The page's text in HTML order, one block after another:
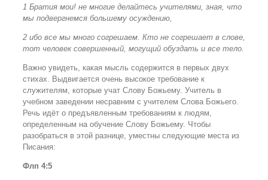
1 Братия мои! не многие делайтесь учителями, зная, что
мы подвергнемся большему осуждению,
2 ибо все мы много согрешаем. Кто не согрешает в слове,
тот человек совершенный, могущий обуздать и все тело.
Важно увидеть, какая мысль содержится в первых двух
стихах. Выдвигается очень высокое требование к
служителям, которые учат Слову Божьему. Учитель в
учебном заведении несравним с учителем Слова Божьего.
Речь идёт о предъявленным требованиям к людям,
определенным на обучение Слову Божьему. Чтобы
разобраться в этой разнице, уместны следующие места из
Писания:
Флп 4:5